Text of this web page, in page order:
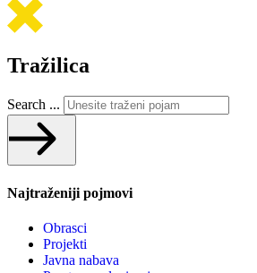
Tražilica
Search ...
Najtraženiji pojmovi
Obrasci
Projekti
Javna nabava